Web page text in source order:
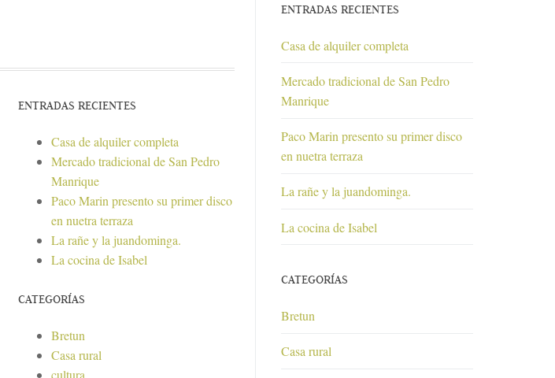
ENTRADAS RECIENTES
Casa de alquiler completa
Mercado tradicional de San Pedro
Manrique
Paco Marin presento su primer disco
en nuetra terraza
La rañe y la juandominga.
La cocina de Isabel
CATEGORÍAS
Bretun
Casa rural
cultura
ENTRADAS RECIENTES
Casa de alquiler completa
Mercado tradicional de San Pedro
Manrique
Paco Marin presento su primer disco
en nuetra terraza
La rañe y la juandominga.
La cocina de Isabel
CATEGORÍAS
Bretun
Casa rural